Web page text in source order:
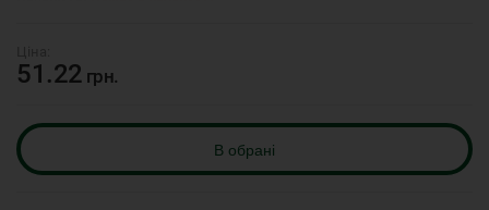
51.22 грн.
В обрані